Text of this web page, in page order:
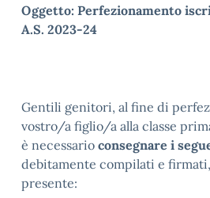
Oggetto: Perfezionamento
A.S. 2023-24
Gentili genitori, al fine di
vostro/a figlio/a alla classe
è necessario consegnare i
debitamente compilati e
presente: